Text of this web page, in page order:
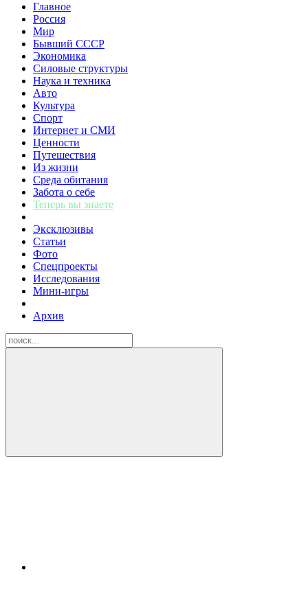
Главное
Россия
Мир
Бывший СССР
Экономика
Силовые структуры
Наука и техника
Авто
Культура
Спорт
Интернет и СМИ
Ценности
Путешествия
Из жизни
Среда обитания
Забота о себе
Теперь вы знаете
Эксклюзивы
Статьи
Фото
Спецпроекты
Исследования
Мини-игры
Архив